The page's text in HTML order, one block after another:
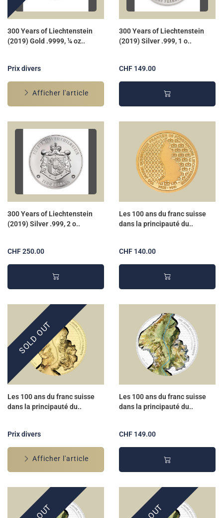
300 Years of Liechtenstein
(2019) Gold .9999, ¼ oz..
Prix divers
Afficher l'article
300 Years of Liechtenstein
(2019) Silver .999, 1 o..
CHF 149.00
300 Years of Liechtenstein
(2019) Silver .999, 2 o..
CHF 250.00
Les 100 ans du franc suisse
dans la principauté du..
CHF 140.00
SOLD OUT
Les 100 ans du franc suisse
dans la principauté du..
Prix divers
Afficher l'article
Les 100 ans du franc suisse
dans la principauté du..
CHF 149.00